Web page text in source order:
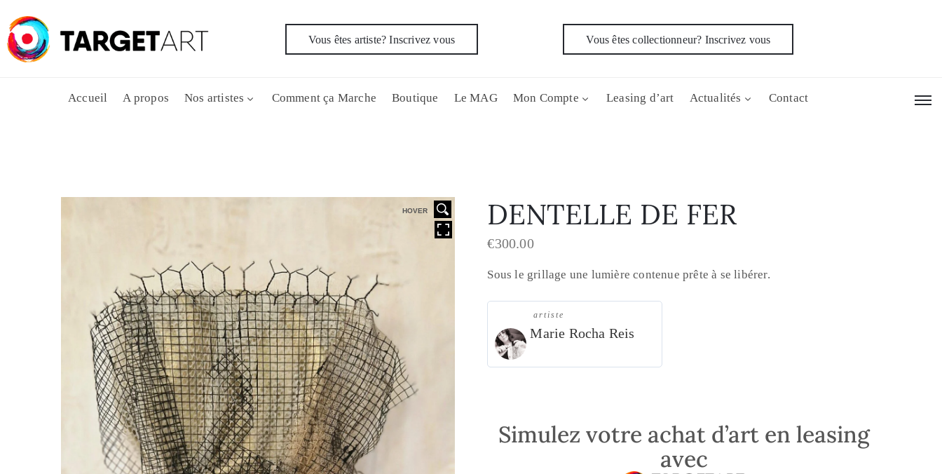
Vous êtes artiste? Inscrivez vous Vous êtes collectionneur? Inscrivez vous
Accueil A propos Nos artistes Comment ça Marche Boutique Le MAG Mon Compte Leasing d’art Actualités Contact
HOVER DENTELLE DE FER
€300.00
Sous le grillage une lumière contenue prête à se libérer.
artiste
Marie Rocha Reis
Simulez votre achat d’art en leasing
avec